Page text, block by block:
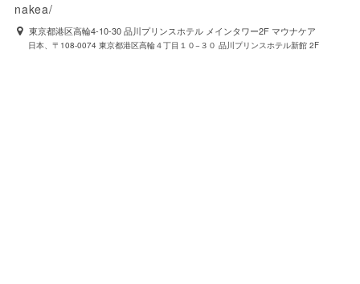
nakea/
東京都港区高輪4-10-30 品川プリンスホテル メインタワー2F マウナケア
日本、〒108-0074 東京都港区高輪４丁目１０−３０ 品川プリンスホテル新館 2F